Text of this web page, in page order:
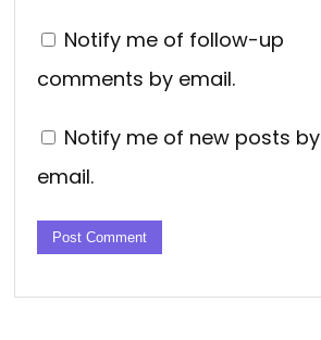
Notify me of follow-up
comments by email.
Notify me of new posts by
email.